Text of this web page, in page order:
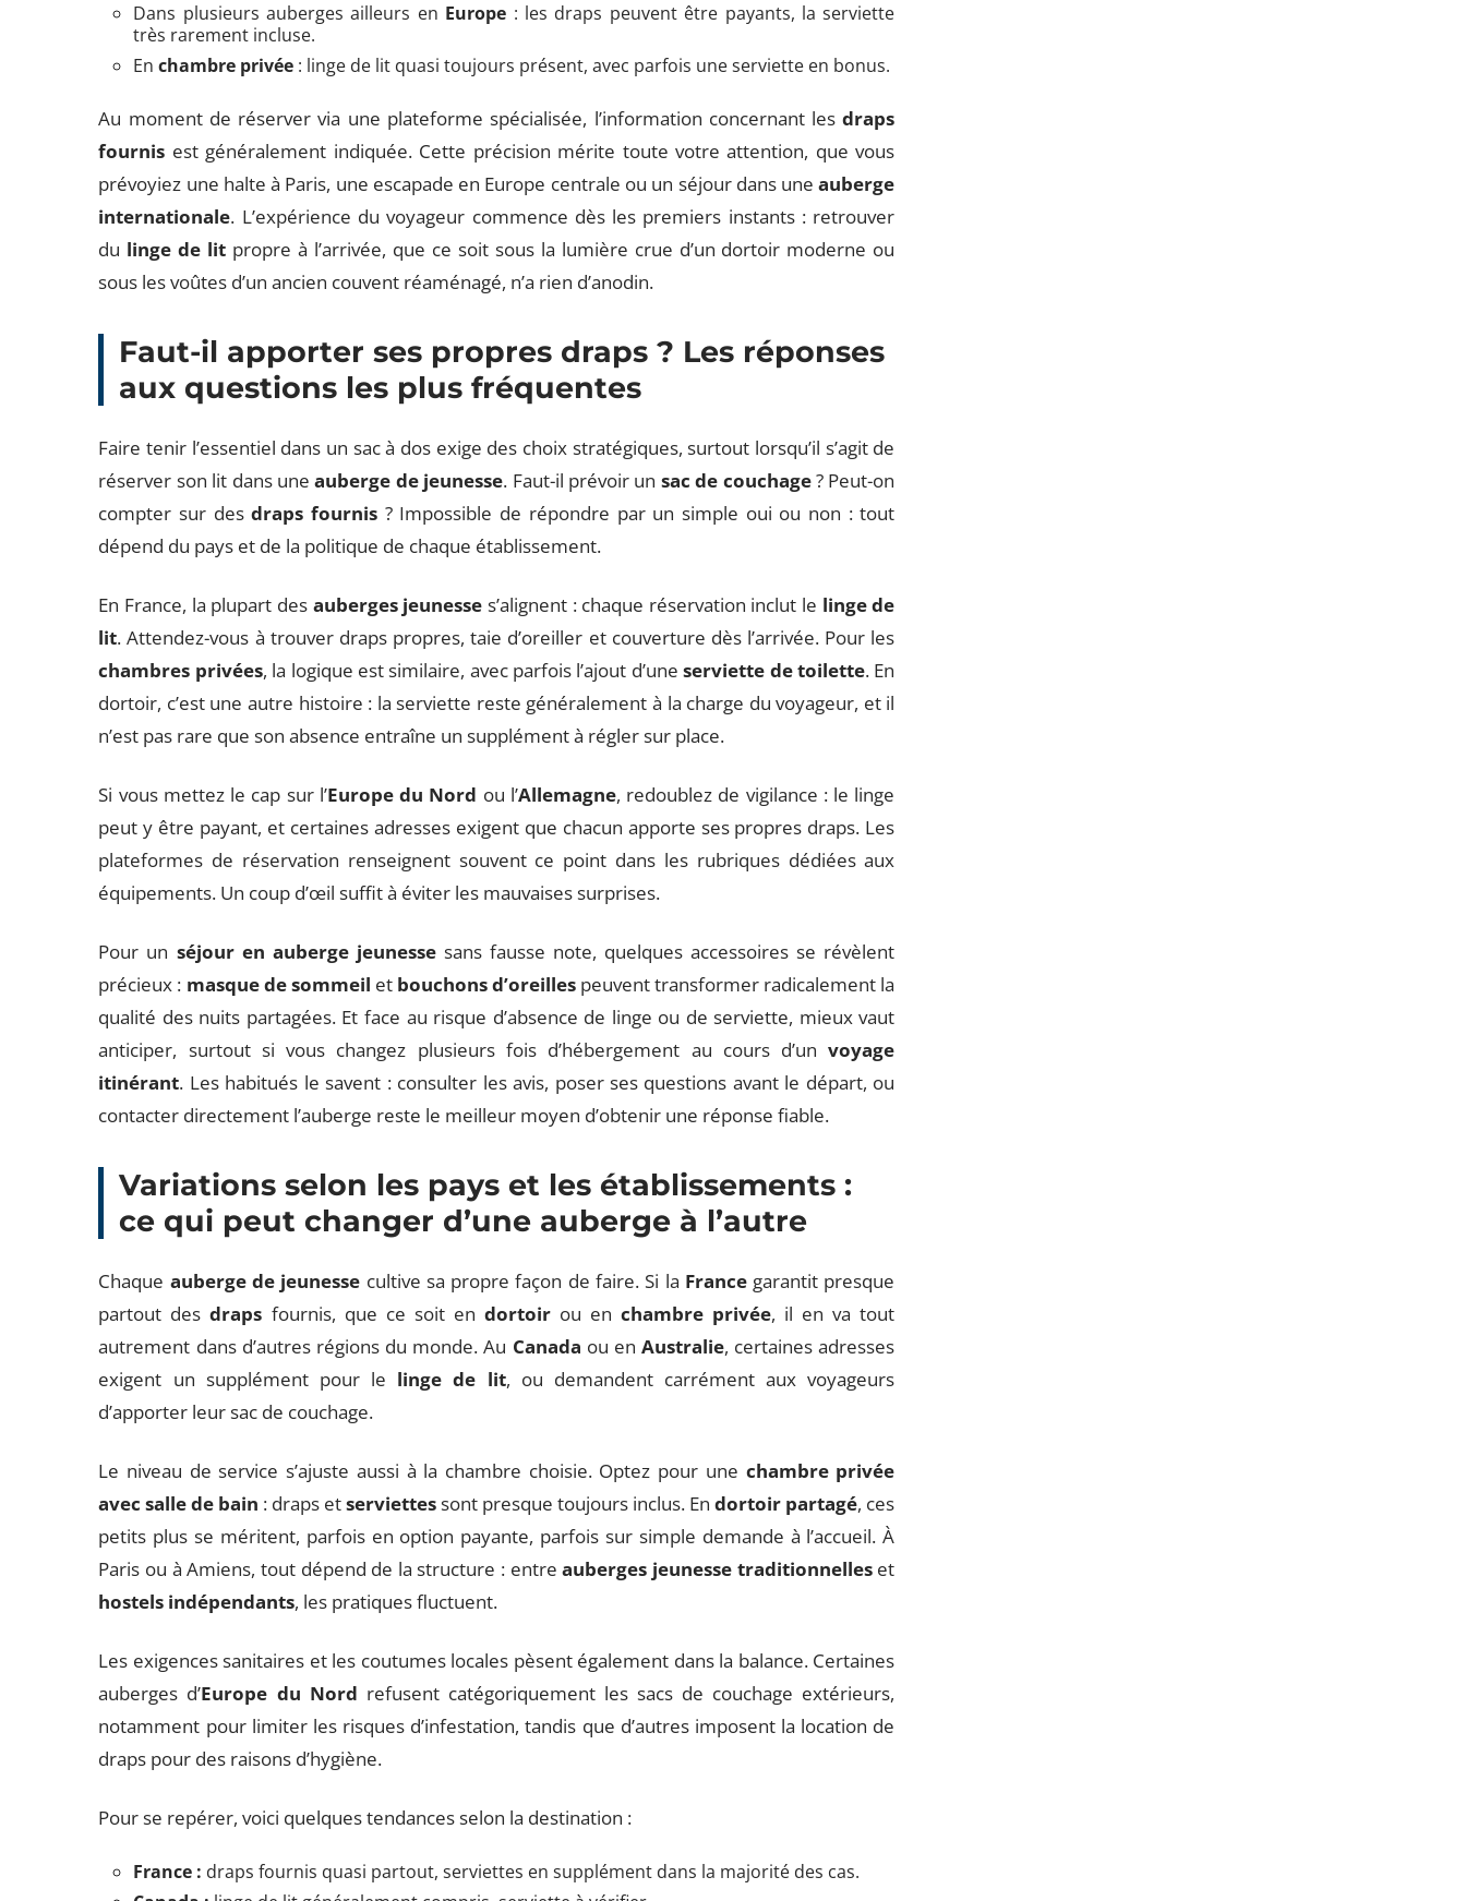
Dans plusieurs auberges ailleurs en Europe : les draps peuvent être payants, la serviette
très rarement incluse.
Enchambre privée : linge de lit quasi toujours présent, avec parfois une serviette en bonus.
Au moment de réserver via une plateforme spécialisée, l’information concernant lesdraps
fournis est généralement indiquée. Cette précision mérite toute votre attention, que vous
prévoyiez une halte à Paris, une escapade en Europe centrale ou un séjour dans uneauberge
internationale. L’expérience du voyageur commence dès les premiers instants : retrouver
du linge de lit propre à l’arrivée, que ce soit sous la lumière crue d’un dortoir moderne ou
sous les voûtes d’un ancien couvent réaménagé, n’a rien d’anodin.
Faut-il apporter ses propres draps ? Les réponses
aux questions les plus fréquentes
Faire tenir l’essentiel dans un sac à dos exige des choix stratégiques, surtout lorsqu’il s’agit de
réserver son lit dans uneauberge de jeunesse. Faut-il prévoir un sac de couchage? Peut-on
compter sur desdraps fournis ? Impossible de répondre par un simple oui ou non : tout
dépend du pays et de la politique de chaque établissement.
En France, la plupart des auberges jeunesse s’alignent : chaque réservation inclut le linge de
lit. Attendez-vous à trouver draps propres, taie d’oreiller et couverture dès l’arrivée. Pour les
chambres privées, la logique est similaire, avec parfois l’ajout d’uneserviette de toilette. En
dortoir, c’est une autre histoire : la serviette reste généralement à la charge du voyageur, et il
n’est pas rare que son absence entraîne un supplément à régler sur place.
Si vous mettez le cap sur l’Europe du Nord ou l’Allemagne, redoublez de vigilance : le linge
peut y être payant, et certaines adresses exigent que chacun apporte ses propres draps. Les
plateformes de réservation renseignent souvent ce point dans les rubriques dédiées aux
équipements. Un coup d’œil suffit à éviter les mauvaises surprises.
Pour un séjour en auberge jeunessesans fausse note, quelques accessoires se révèlent
précieux : masque de sommeil et bouchons d’oreilles peuvent transformer radicalement la
qualité des nuits partagées. Et face au risque d’absence de linge ou de serviette, mieux vaut
anticiper, surtout si vous changez plusieurs fois d’hébergement au cours d’unvoyage
itinérant. Les habitués le savent : consulter les avis, poser ses questions avant le départ, ou
contacter directement l’auberge reste le meilleur moyen d’obtenir une réponse fiable.
Variations selon les pays et les établissements :
ce qui peut changer d’une auberge à l’autre
Chaque auberge de jeunesse cultive sa propre façon de faire. Si la Francegarantit presque
partout desdraps fournis, que ce soit en dortoirou enchambre privée, il en va tout
autrement dans d’autres régions du monde. Au Canada ou enAustralie, certaines adresses
exigent un supplément pour le linge de lit, ou demandent carrément aux voyageurs
d’apporter leur sac de couchage.
Le niveau de service s’ajuste aussi à la chambre choisie. Optez pour une chambre privée
avec salle de bain : draps etserviettessont presque toujours inclus. Endortoir partagé, ces
petits plus se méritent, parfois en option payante, parfois sur simple demande à l’accueil. À
Paris ou à Amiens, tout dépend de la structure : entreauberges jeunesse traditionnelleset
hostels indépendants, les pratiques fluctuent.
Les exigences sanitaires et les coutumes locales pèsent également dans la balance. Certaines
auberges d’Europe du Nord refusent catégoriquement les sacs de couchage extérieurs,
notamment pour limiter les risques d’infestation, tandis que d’autres imposent la location de
draps pour des raisons d’hygiène.
Pour se repérer, voici quelques tendances selon la destination :
France : draps fournis quasi partout, serviettes en supplément dans la majorité des cas.